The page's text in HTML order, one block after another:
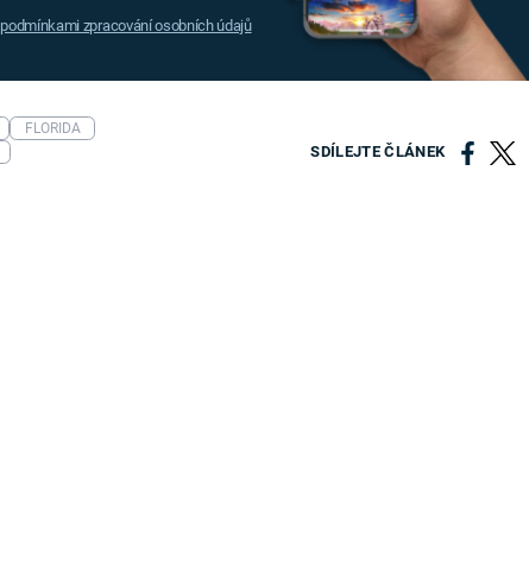
podmínkami zpracování osobních údajů
SDÍLEJTE ČLÁNEK
FLORIDA